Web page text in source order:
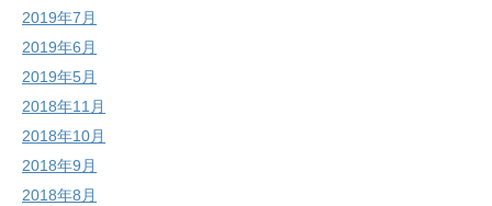
2019年7月
2019年6月
2019年5月
2018年11月
2018年10月
2018年9月
2018年8月